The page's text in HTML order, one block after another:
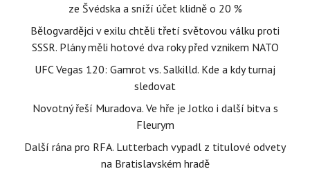
ze Švédska a sníží účet klidně o 20 %
Bělogvardějci v exilu chtěli třetí světovou válku proti
SSSR. Plány měli hotové dva roky před vznikem NATO
UFC Vegas 120: Gamrot vs. Salkilld. Kde a kdy turnaj
sledovat
Novotný řeší Muradova. Ve hře je Jotko i další bitva s
Fleurym
Další rána pro RFA. Lutterbach vypadl z titulové odvety
na Bratislavském hradě